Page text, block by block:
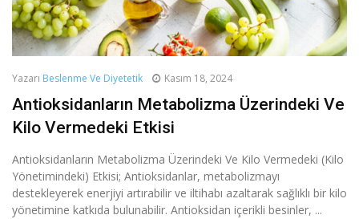
Yazarı Beslenme Ve Diyetetik Kasım 18, 2024
Antioksidanların Metabolizma Üzerindeki Ve
Kilo Vermedeki Etkisi
Antioksidanların Metabolizma Üzerindeki Ve Kilo Vermedeki (Kilo
Yönetimindeki) Etkisi; Antioksidanlar, metabolizmayı
destekleyerek enerjiyi artırabilir ve iltihabı azaltarak sağlıklı bir kilo
yönetimine katkıda bulunabilir. Antioksidan içerikli besinler, ...